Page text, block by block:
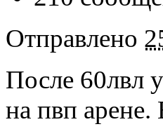
Отправлено
После 60лвл
на пвп